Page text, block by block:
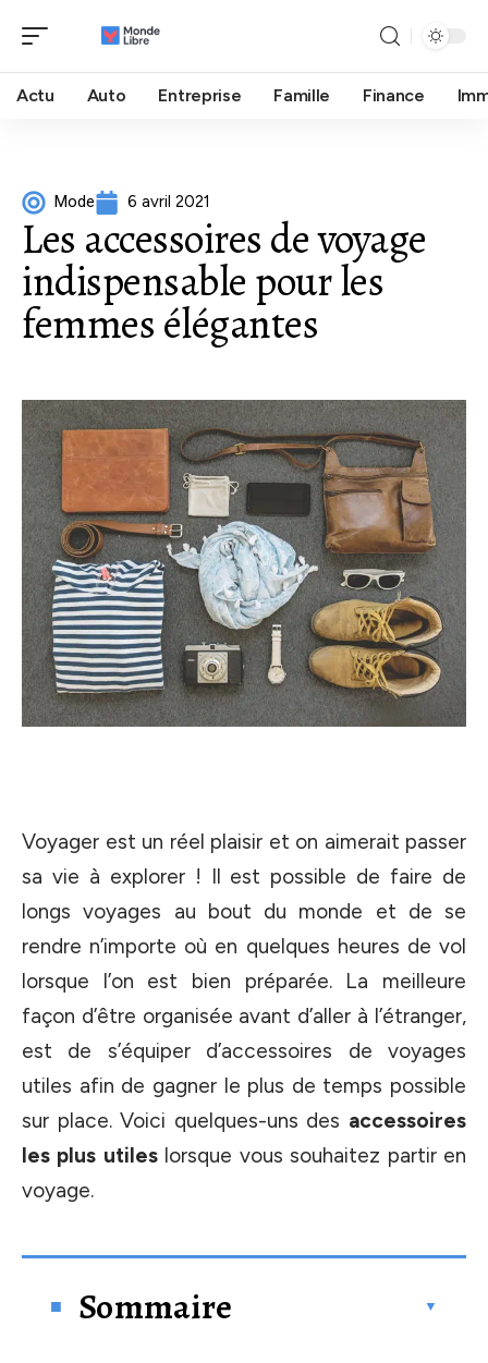
Actu Auto Entreprise Famille Finance
Mode 6 avril 2021
Les accessoires de voyage
indispensable pour les
femmes élégantes
Voyager est un réel plaisir et on aimerait passer
sa vie à explorer ! Il est possible de faire de
longs voyages au bout du monde et de se
rendre n’importe où en quelques heures de vol
lorsque l’on est bien préparée. La meilleure
façon d’être organisée avant d’aller à l’étranger,
est de s’équiper d’accessoires de voyages
utiles afin de gagner le plus de temps possible
sur place. Voici quelques-uns des accessoires
les plus utileslorsque vous souhaitez partir en
voyage.
Sommaire